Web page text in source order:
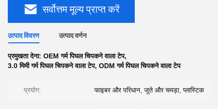
सर्वोत्तम मूल्य प्राप्त करें
उत्पाद विवरण उत्पाद वर्णन
प्रमुखता देना: OEM गर्म पिघल चिपकने वाला टेप,
3.0 मिमी गर्म पिघल चिपकने वाला टेप, ODM गर्म पिघल चिपकने वाला टेप
प्रयोग: फाइबर और परिधान, जूते और चमड़ा, प्लास्टिक